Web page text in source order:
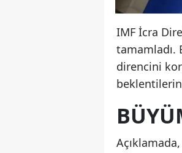
IMF İcra
tamamladı.
direncini